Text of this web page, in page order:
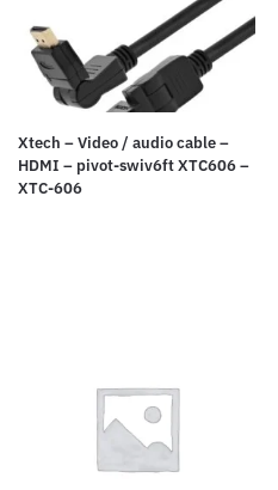
Xtech – Video / audio cable –
HDMI – pivot-swiv6ft XTC606 –
XTC-606